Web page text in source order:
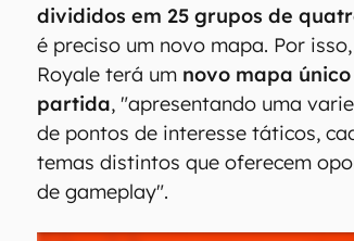
divididos em 25 grupos de
é preciso um novo mapa. Por
Royale terá um novo mapa
partida, "apresentando uma
de pontos de interesse táticos,
temas distintos que oferecem
de gameplay".